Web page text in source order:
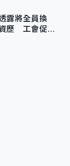
露將全員換
歷 工會促加